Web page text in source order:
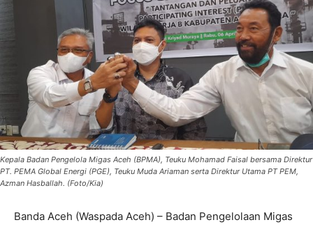
Kepala Badan Pengelola Migas Aceh (BPMA), Teuku Mohamad Faisal bersama Direktur
PT. PEMA Global Energi (PGE), Teuku Muda Ariaman serta Direktur Utama PT PEM,
Azman Hasballah. (Foto/Kia)
Banda Aceh (Waspada Aceh) – Badan Pengelolaan Migas